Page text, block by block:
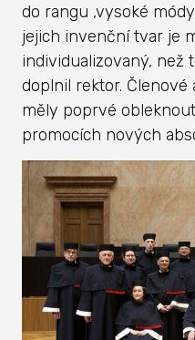
do rangu ‚vysoké
jejich invenční tvar je
individualizovaný, než
doplnil rektor. Členové
měly poprvé
promocích nových